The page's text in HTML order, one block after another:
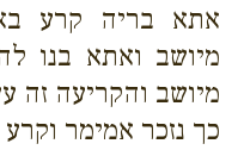
אתא בריה קרע
מיושב ואתא בנו
מיושב והקריעה זה
כך נזכר אמימר